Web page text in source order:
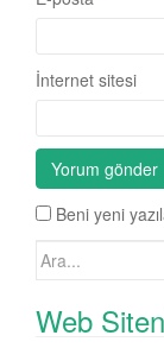
İnternet sitesi
Beni yeni
Search for:
Web